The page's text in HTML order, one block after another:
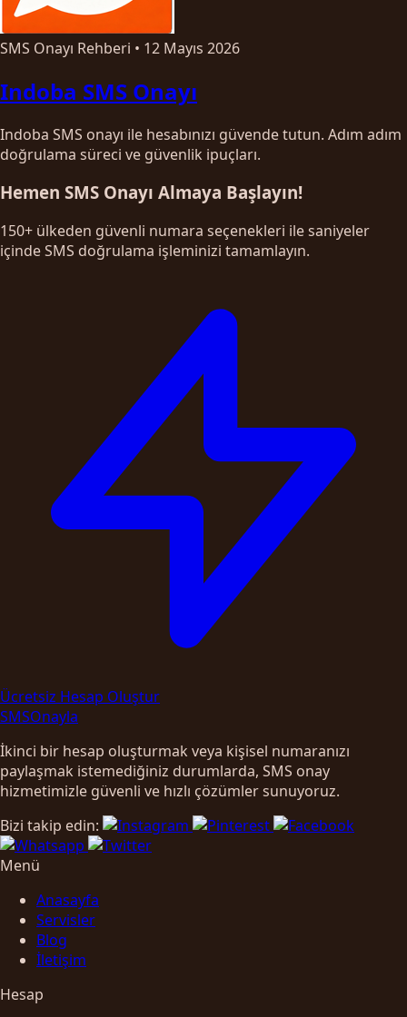
SMS Onayı Rehberi • 12 Mayıs 2026
Indoba SMS Onayı
Indoba SMS onayı ile hesabınızı güvende tutun. Adım adım
doğrulama süreci ve güvenlik ipuçları.
Hemen SMS Onayı Almaya Başlayın!
150+ ülkeden güvenli numara seçenekleri ile saniyeler
içinde SMS doğrulama işleminizi tamamlayın.
Ücretsiz Hesap Oluştur
SMSOnayla
İkinci bir hesap oluşturmak veya kişisel numaranızı
paylaşmak istemediğiniz durumlarda, SMS onay
hizmetimizle güvenli ve hızlı çözümler sunuyoruz.
Bizi takip edin:
Menü
Anasayfa
Servisler
Blog
İletişim
Hesap